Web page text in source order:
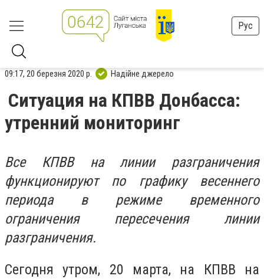
Рус
09:17, 20 березня 2020 р. Надійне джерело
Ситуация на КПВВ Донбасса:
утренний мониторинг
Все КПВВ на линии разграничения
функционируют по графику весеннего
периода в режиме временного
ограничения пересечения линии
разграничения.
Сегодня утром, 20 марта, на КПВВ на